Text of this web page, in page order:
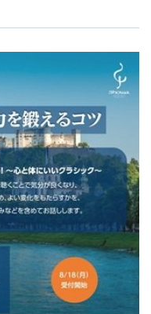
生向け
ス
演・講座
就職